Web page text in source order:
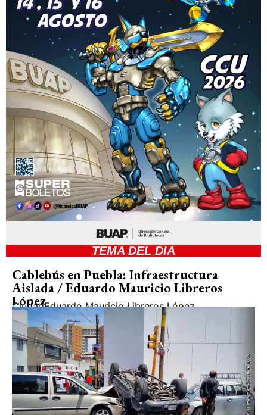
TEMA DEL DIA
Cablebús en Puebla: Infraestructura
Aislada / Eduardo Mauricio Libreros
López
CiudadEduardo Mauricio Libreros López